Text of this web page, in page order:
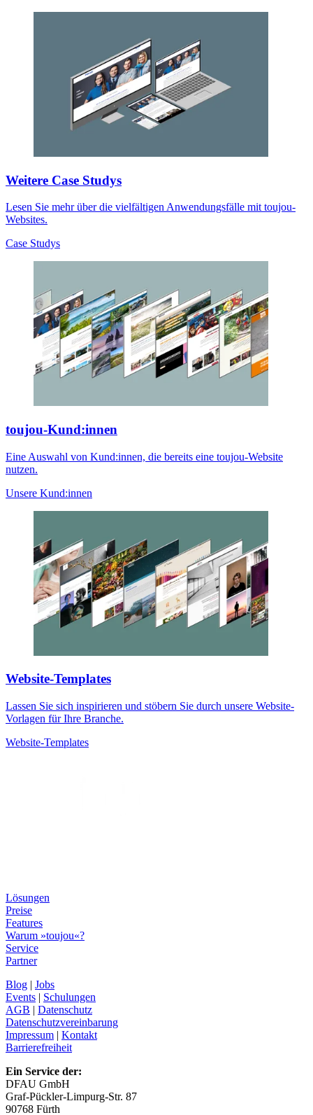
Weitere Case Studys
Lesen Sie mehr über die vielfältigen Anwendungsfälle mit toujou-
Websites.
Case Studys
toujou-Kund:innen
Eine Auswahl von Kund:innen, die bereits eine toujou-Website
nutzen.
Unsere Kund:innen
Website-Templates
Lassen Sie sich inspirieren und stöbern Sie durch unsere Website-
Vorlagen für Ihre Branche.
Website-Templates
Lösungen
Preise
Features
Warum »toujou«?
Service
Partner
Blog | Jobs
Events | Schulungen
AGB | Datenschutz
Datenschutzvereinbarung
Impressum | Kontakt
Barrierefreiheit
Ein Service der:
DFAU GmbH
Graf-Pückler-Limpurg-Str. 87
90768 Fürth